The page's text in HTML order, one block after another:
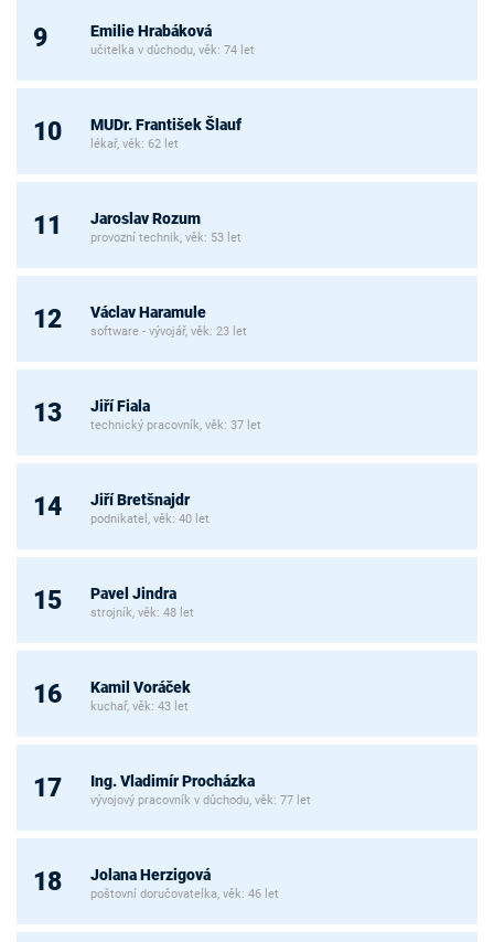
9 Emilie Hrabáková
učitelka v důchodu, věk: 74 let
10 MUDr. František Šlauf
lékař, věk: 62 let
11 Jaroslav Rozum
provozní technik, věk: 53 let
12 Václav Haramule
software - vývojář, věk: 23 let
13 Jiří Fiala
technický pracovník, věk: 37 let
14 Jiří Bretšnajdr
podnikatel, věk: 40 let
15 Pavel Jindra
strojník, věk: 48 let
16 Kamil Voráček
kuchař, věk: 43 let
17 Ing. Vladimír Procházka
vývojový pracovník v důchodu, věk: 77 let
18 Jolana Herzigová
poštovní doručovatelka, věk: 46 let